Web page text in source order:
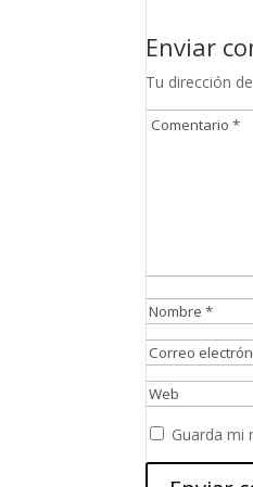
Enviar
Tu dirección
Guarda mi